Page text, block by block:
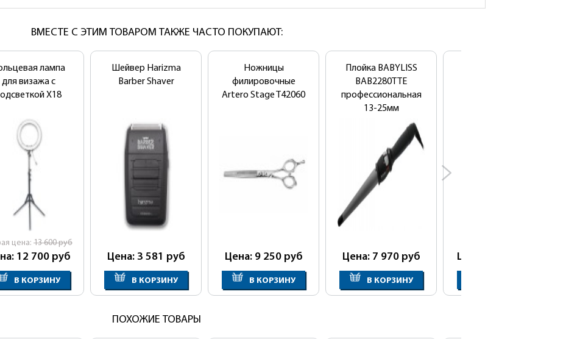
ВМЕСТЕ С ЭТИМ ТОВАРОМ ТАКЖЕ ЧАСТО ПОКУПАЮТ:
лампа
для визажа с
X18
цена: 13 600руб
12 700 руб
В КОРЗИНУ
Шейвер Harizma
Barber Shaver
Цена: 3 581 руб
В КОРЗИНУ
Ножницы
филировочные
Artero Stage T42060
Цена: 9 250 руб
В КОРЗИНУ
Плойка BABYLISS
BAB2280TTE
профессиональная
13-25мм
конусоидальная
Цена: 7 970 руб
В КОРЗИНУ
Цена: 19 900
ПОХОЖИЕ ТОВАРЫ